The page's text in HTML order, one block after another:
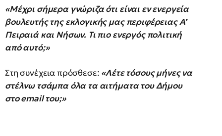
«Μέχρι σήμερα γνώριζα ότι είναι εν ενεργεία
βουλευτής της εκλογικής μας περιφέρειας Α’
Πειραιά και Νήσων. Τι πιο ενεργός πολιτική
από αυτό;»
Στη συνέχεια πρόσθεσε: «Λέτε τόσους μήνες να
στέλνω τσάμπα όλα τα αιτήματα του Δήμου
στο email του;»